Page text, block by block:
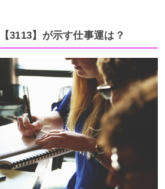
3113】が示す仕事運は？